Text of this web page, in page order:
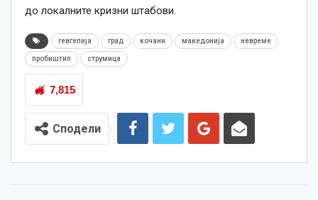
до локалните кризни штабови.
гевгелија град кочани македонија невреме
пробиштип струмица
7,815
Сподели